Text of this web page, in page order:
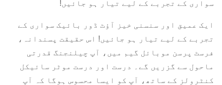
سواری کے تجربے کے لیے تیار ہو جائیں!
ایک عمیق اور سنسنی خیز آؤٹ ڈور بائیک سواری کے
تجربے کے لیے تیار ہو جائیں! اس حقیقت پسندانہ،
فرسٹ پرسن موبائل گیم میں، آپ چیلنجنگ قدرتی
ماحول سے گزریں گے۔ درست اور درست موٹر سائیکل
کنٹرولز کے ساتھ، آپ کو ایسا محسوس ہوگا کہ آپ